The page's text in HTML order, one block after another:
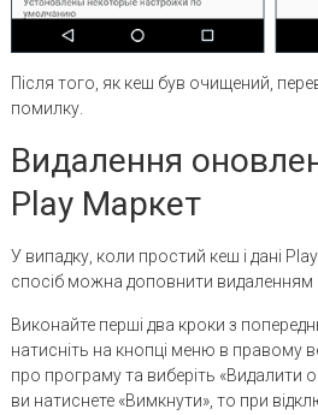
Після того, як кеш був очищений,
помилку.
Видалення
Play Маркет
У випадку, коли простий кеш і дані
спосіб можна доповнити видаленням
Виконайте перші два кроки з
натисніть на кнопці меню в правому
про програму та виберіть «Видалити
ви натиснете «Вимкнути», то при